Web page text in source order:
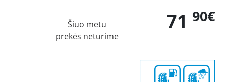
71 90€
Šiuo metu
prekės neturime